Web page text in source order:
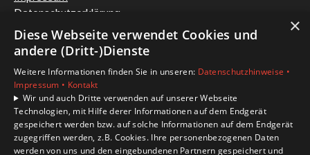
Datenschutzerklärung
Barrierefreiheitserklärung
Privatkunden
Karriere
Unternehmen
Kontakt
×
Diese Webseite verwendet Cookies und
andere (Dritt-)Dienste
Weitere Informationen finden Sie in unseren: Datenschutzhinweise •
Impressum • Kontakt
Wir und auch Dritte verwenden auf unserer Webseite
Technologien, mit Hilfe derer Informationen auf dem Endgerät
gespeichert werden bzw. auf solche Informationen auf dem Endgerät
zugegriffen werden, z.B. Cookies. Ihre personenbezogenen Daten
werden von uns und den eingebundenen Partnern gespeichert und